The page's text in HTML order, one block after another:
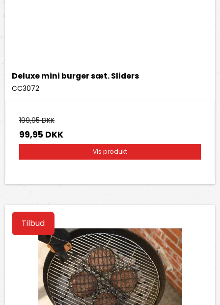
Deluxe mini burger sæt. Sliders
CC3072
199,95 DKK
99,95 DKK
Vis produkt
Tilbud